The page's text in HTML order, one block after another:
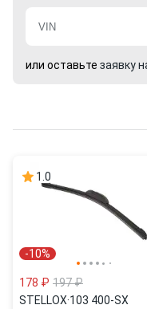
или оставьте заявку
1.0
-10%
178 ₽ 197 ₽
STELLOX·103 400-SX